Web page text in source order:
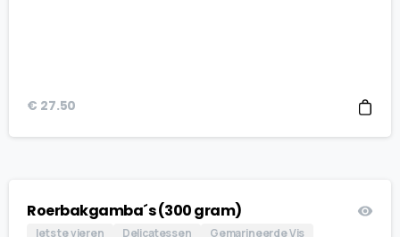
€ 27.50
Roerbakgamba´s (300 gram)
Iets te vieren Delicatessen Gemarineerde Vis